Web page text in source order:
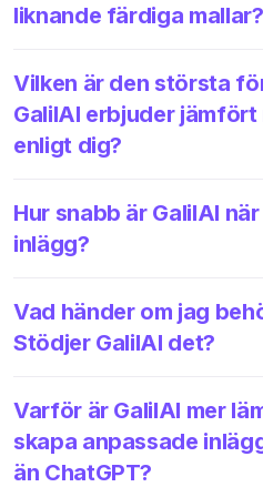
liknande färdiga mallar?
Vilken är den största
GalilAI erbjuder jämfört
enligt dig?
Hur snabb är GalilAI
inlägg?
Vad händer om jag
Stödjer GalilAI det?
Varför är GalilAI mer
skapa anpassade
än ChatGPT?